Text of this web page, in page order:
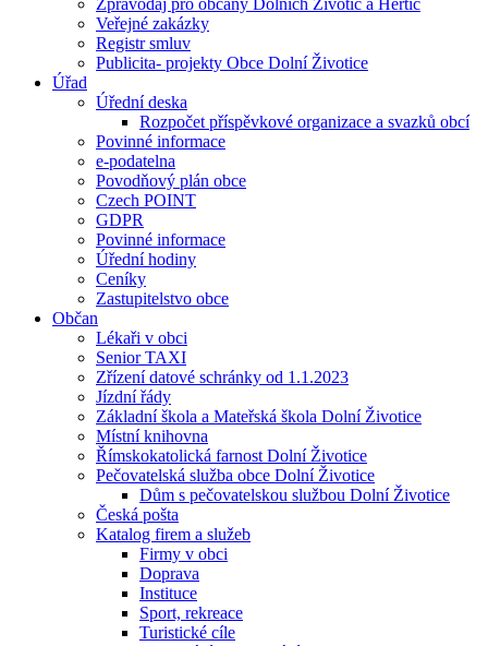
Zpravodaj pro občany Dolních Životic a Hertic
Veřejné zakázky
Registr smluv
Publicita- projekty Obce Dolní Životice
Úřad
Úřední deska
Rozpočet příspěvkové organizace a svazků obcí
Povinné informace
e-podatelna
Povodňový plán obce
Czech POINT
GDPR
Povinné informace
Úřední hodiny
Ceníky
Zastupitelstvo obce
Občan
Lékaři v obci
Senior TAXI
Zřízení datové schránky od 1.1.2023
Jízdní řády
Základní škola a Mateřská škola Dolní Životice
Místní knihovna
Římskokatolická farnost Dolní Životice
Pečovatelská služba obce Dolní Životice
Dům s pečovatelskou službou Dolní Životice
Česká pošta
Katalog firem a služeb
Firmy v obci
Doprava
Instituce
Sport, rekreace
Turistické cíle